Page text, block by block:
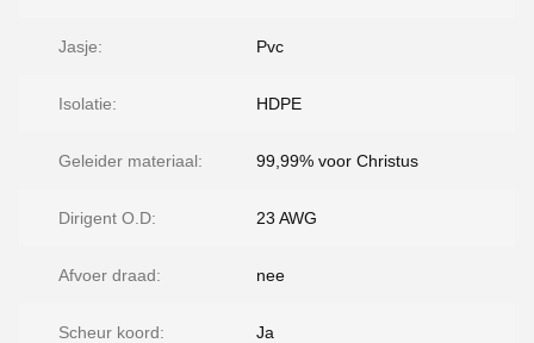
Jasje: Pvc
Isolatie: HDPE
Geleider materiaal: 99,99% voor Christus
Dirigent O.D: 23 AWG
Afvoer draad: nee
Scheur koord: Ja